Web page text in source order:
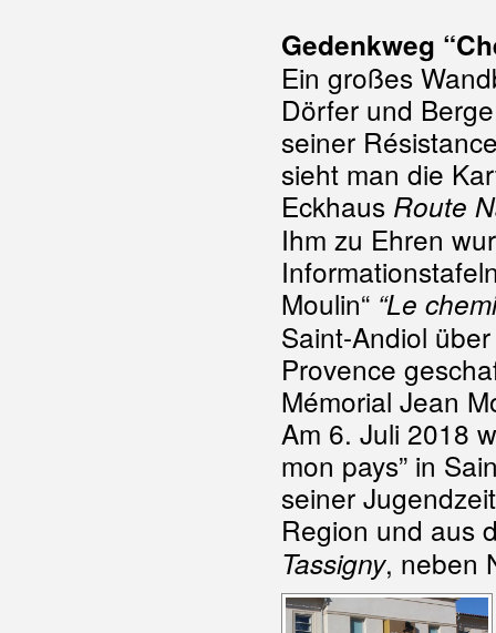
Gedenkweg
Ein großes
Dörfer und
seiner
sieht man die
Eckhaus Route
Ihm zu Ehren
Moulin“ “Le
Saint-Andiol
Provence
Mémorial Jean
Am 6. Juli 2018
mon pays” in
seiner
Region und aus
Tassigny, neben